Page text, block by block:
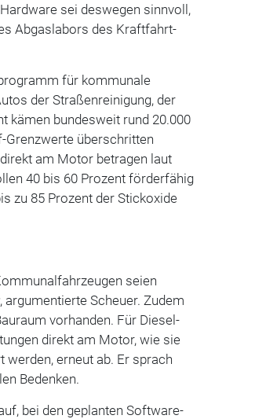
sei deswegen sinnvoll,
Abgaslabors des Kraftfahrt-
für kommunale
der Straßenreinigung, der
kämen bundesweit rund 20.000
Grenzwerte überschritten
am Motor betragen laut
40 bis 60 Prozent förderfähig
zu 85 Prozent der Stickoxide
seien
Scheuer. Zudem
vorhanden. Für Diesel-
direkt am Motor, wie sie
werden, erneut ab. Er sprach
Bedenken.
bei den geplanten Software-